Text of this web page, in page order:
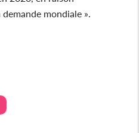
mondiale ».